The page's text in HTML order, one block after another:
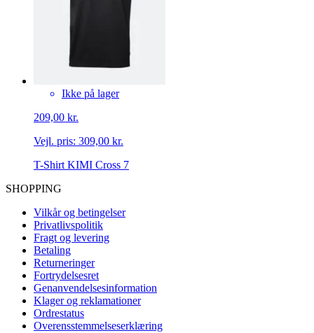
Ikke på lager
209,00 kr.
Vejl. pris: 309,00 kr.
T-Shirt KIMI Cross 7
SHOPPING
Vilkår og betingelser
Privatlivspolitik
Fragt og levering
Betaling
Returneringer
Fortrydelsesret
Genanvendelsesinformation
Klager og reklamationer
Ordrestatus
Overensstemmelseserklæring